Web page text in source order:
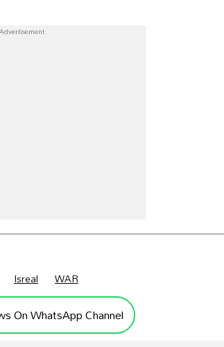
Isreal WAR
On WhatsApp Channel